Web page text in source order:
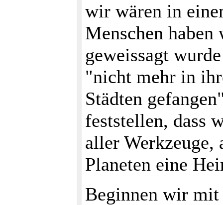
wir wären in
Menschen
geweissagt
"nicht mehr in
Städten
feststellen, dass
aller Werkzeuge,
Planeten eine
Beginnen wir mit